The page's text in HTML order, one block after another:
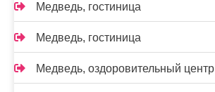
Медведь, гостиница
Медведь, гостиница
Медведь, оздоровительный центр